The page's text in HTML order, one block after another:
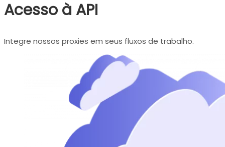
Acesso à API
Integre nossos proxies em seus fluxos de trabalho.